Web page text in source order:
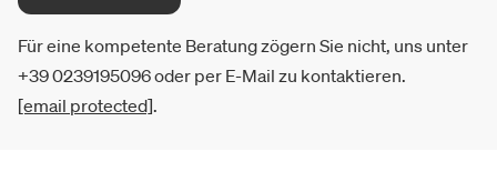
Für eine kompetente Beratung zögern Sie nicht, uns unter
+39 0239195096 oder per E-Mail zu kontaktieren.
[email protected].